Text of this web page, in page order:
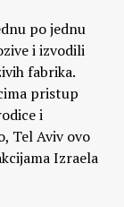
po jednu
i izvodili
fabrika.
pristup
i
Tel Aviv ovo
Izraela